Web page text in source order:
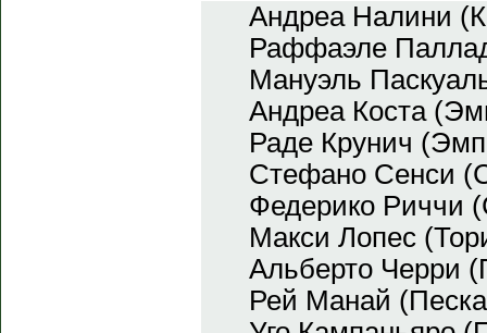
Андреа Налини
Раффаэле
Мануэль
Андреа Коста
Раде Крунич
Стефано Сенси
Федерико Риччи
Макси Лопес
Альберто Черри
Рей Манай